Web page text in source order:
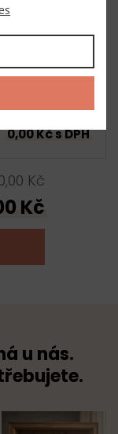
s DPH / ks
0,00 Kč s DPH
Kč
Kč
u nás.